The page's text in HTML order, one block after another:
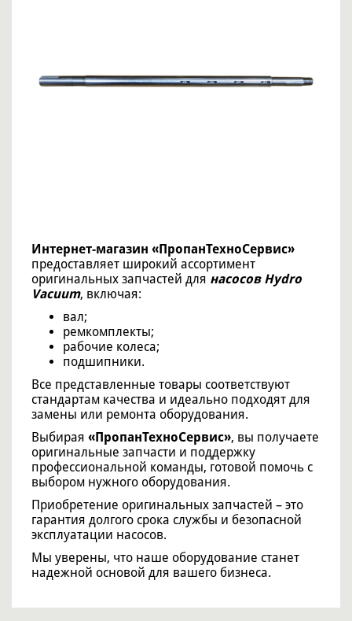
Интернет-магазин «ПропанТехноСервис»
предоставляет широкий ассортимент
оригинальных запчастей для насосов Hydro
Vacuum, включая:
вал;
ремкомплекты;
рабочие колеса;
подшипники.
Все представленные товары соответствуют
стандартам качества и идеально подходят для
замены или ремонта оборудования.
Выбирая «ПропанТехноСервис», вы получаете
оригинальные запчасти и поддержку
профессиональной команды, готовой помочь с
выбором нужного оборудования.
Приобретение оригинальных запчастей – это
гарантия долгого срока службы и безопасной
эксплуатации насосов.
Мы уверены, что наше оборудование станет
надежной основой для вашего бизнеса.